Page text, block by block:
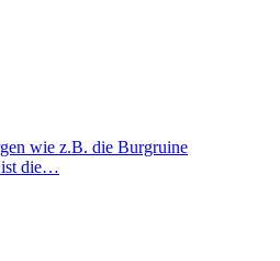
wie z.B. die Burgruine
ist die…